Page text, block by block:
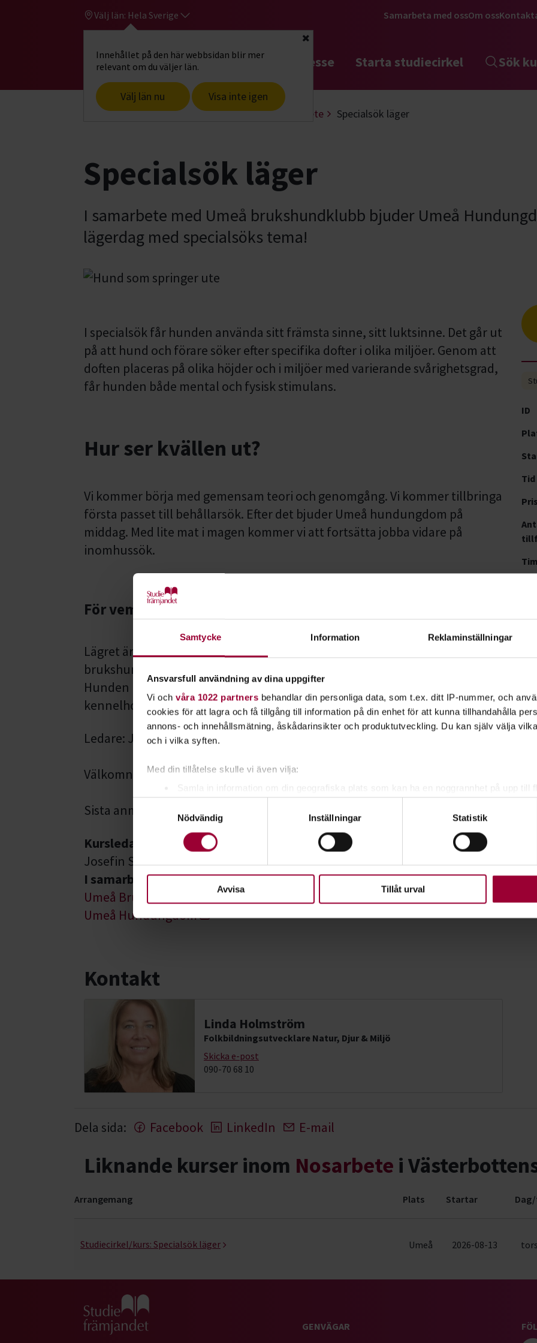
Samtycke Information Reklaminställningar
Ansvarsfull användning av dina uppgifter
Vi och våra 1022 partners behandlar din personliga data, som t.ex. ditt IP-nummer, och
cookies för att lagra och få tillgång till information på din enhet för att kunna tillhandahålla
annons- och innehållsmätning, åskådarinsikter och produktutveckling. Du kan själv välja
och i vilka syften.
Med din tillåtelse skulle vi även vilja:
Ta reda på mer om hur dina personliga uppgifter behandlas och ställ in dina preferenser i
eller dra tillbaka ditt samtycke när som helst från cookie-förklaringen.
För att du ska få en så bra upplevelse som möjligt använder vi kakor (cookies) på vår
Nödvändig
Inställningar Statistik
Avvisa Tillåt urval
Välj län: Hela Sverige
Innehållet på den här webbsidan blir mer
relevant om du väljer län.
Välj län nu Visa inte igen
Stäng
Samarbeta med ossOm oss
Gå till studiefrämjandets startsidaHitta intresse Starta studiecirkel Sök
Start Hitta intresse Hund & husdjur Nosarbete Specialsök läger
Specialsök läger
I samarbete med Umeå brukshundklubb bjuder Umeå
lägerdag med specialsöks tema!
I specialsök får hunden använda sitt främsta sinne, sitt luktsinne. Det går ut
på att hund och förare söker efter specifika dofter i olika miljöer. Genom att
doften placeras på olika höjder och i miljöer med varierande svårighetsgrad,
får hunden både mental och fysisk stimulans.
Hur ser kvällen ut?
Vi kommer börja med gemensam teori och genomgång. Vi kommer tillbringa
första passet till behållarsök. Efter det bjuder Umeå hundungdom på
middag. Med lite mat i magen kommer vi att fortsätta jobba vidare på
inomhussök.
För vem?
Lägret är för alla Sveriges hundungdoms medlemmar och Umeå
brukshundklubbens medlemmar.
Hunden måste vara minst 3 mån och grundvaccinerad men gärna även för
kennelhosta.
Ledare: Josefin Stoltz och Kicki Wacek
Välkomna på en härlig lägerkväll!
Sista anmälningsdag 31 Juli
Kursledare
Josefin Stoltz
I samarbete med
Umeå Brukshundklubb
Umeå Hundungdom
Kontakt
Linda Holmström
Folkbildningsutvecklare Natur, Djur & Miljö
Skicka e-post
090-70 68 10
ID
Tid
Pris
Dela sida: Facebook LinkedIn E-mail
Liknande kurser inom Nosarbete i
Arrangemang Plats Startar
Studiecirkel/kurs: Specialsök läger Umeå 2026-08-13
Gå till studiefrämjandets startsida
GENVÄGAR